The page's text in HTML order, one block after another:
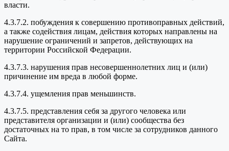
власти.
4.3.7.2. побуждения к совершению противоправных действий,
а также содействия лицам, действия которых направлены на
нарушение ограничений и запретов, действующих на
территории Российской Федерации.
4.3.7.3. нарушения прав несовершеннолетних лиц и (или)
причинение им вреда в любой форме.
4.3.7.4. ущемления прав меньшинств.
4.3.7.5. представления себя за другого человека или
представителя организации и (или) сообщества без
достаточных на то прав, в том числе за сотрудников данного
Сайта.